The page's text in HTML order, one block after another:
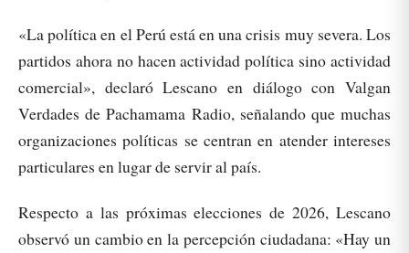
«La política en el Perú está en una crisis muy severa. Los
partidos ahora no hacen actividad política sino actividad
comercial», declaró Lescano en diálogo con Valgan
Verdades de Pachamama Radio, señalando que muchas
organizaciones políticas se centran en atender intereses
particulares en lugar de servir al país.
Respecto a las próximas elecciones de 2026, Lescano
observó un cambio en la percepción ciudadana: «Hay un